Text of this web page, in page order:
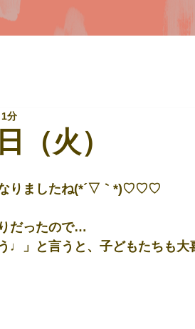
（火）
分
なりましたね(*´▽｀*)♡♡♡
だったので…
♩」と言うと、子どもたちも大